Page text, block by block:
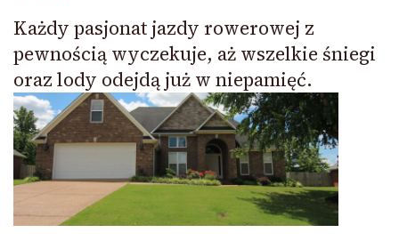
Każdy pasjonat jazdy rowerowej z
pewnością wyczekuje, aż wszelkie śniegi
oraz lody odejdą już w niepamięć.